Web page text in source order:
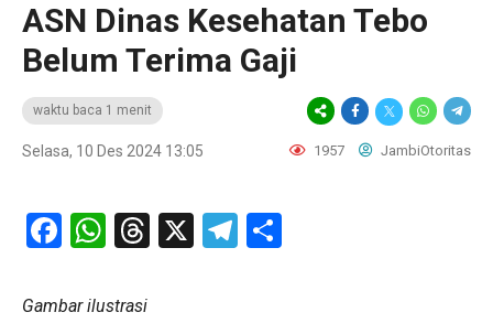
ASN Dinas Kesehatan Tebo
Belum Terima Gaji
waktu baca 1 menit
Selasa, 10 Des 2024 13:05 1957 JambiOtoritas
Facebook
WhatsApp
Threads
X Telegram
Gambar ilustrasi